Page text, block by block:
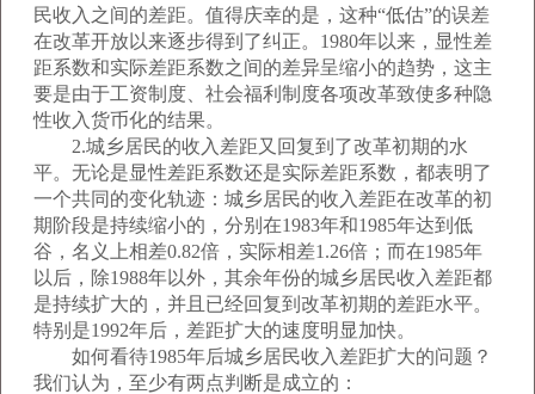
民收入之间的差距。值得庆幸的是，这种“低估”的误差
在改革开放以来逐步得到了纠正。1980年以来，显性差
距系数和实际差距系数之间的差异呈缩小的趋势，这主
要是由于工资制度、社会福利制度各项改革致使多种隐
性收入货币化的结果。
2.城乡居民的收入差距又回复到了改革初期的水
平。无论是显性差距系数还是实际差距系数，都表明了
一个共同的变化轨迹：城乡居民的收入差距在改革的初
期阶段是持续缩小的，分别在1983年和1985年达到低
谷，名义上相差0.82倍，实际相差1.26倍；而在1985年
以后，除1988年以外，其余年份的城乡居民收入差距都
是持续扩大的，并且已经回复到改革初期的差距水平。
特别是1992年后，差距扩大的速度明显加快。
如何看待1985年后城乡居民收入差距扩大的问题？
我们认为，至少有两点判断是成立的：